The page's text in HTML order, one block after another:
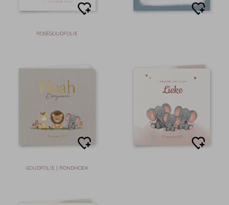
ROSÉGOUDFOLIE
GOUDFOLIE | RONDHOEK